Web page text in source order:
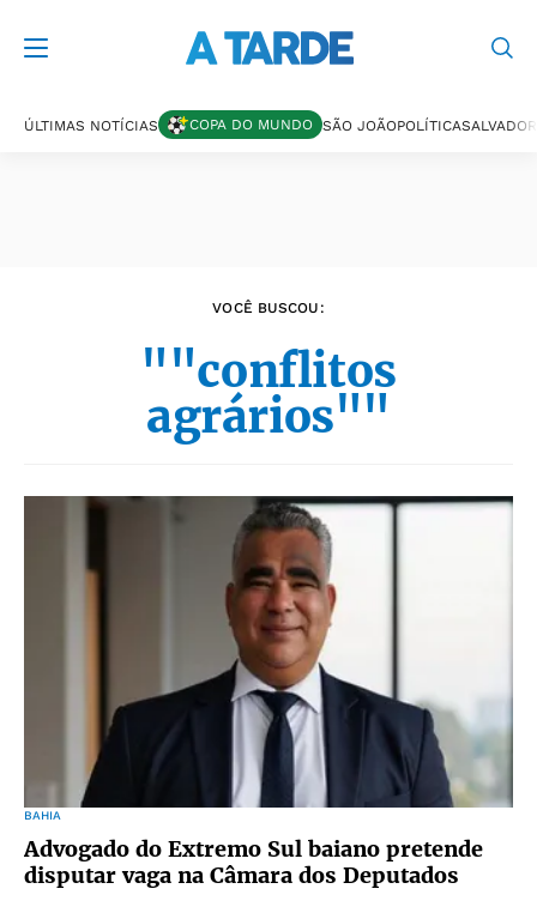
ÚLTIMAS NOTÍCIAS COPA DO MUNDO SÃO JOÃOPOLÍTICASALVADOR
VOCÊ BUSCOU:
""conflitos
agrários""
BAHIA
Advogado do Extremo Sul baiano pretende
disputar vaga na Câmara dos Deputados